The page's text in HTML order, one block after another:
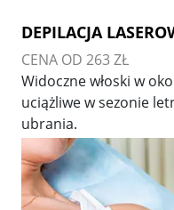
DEPILACJA
CENA OD 263 ZŁ
Widoczne włoski w
uciążliwe w sezonie
ubrania.